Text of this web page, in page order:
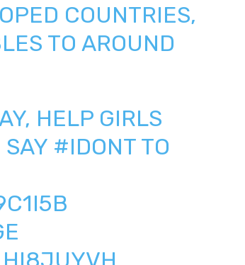
COUNTRIES,
TO AROUND
, HELP GIRLS
#IDONTTO